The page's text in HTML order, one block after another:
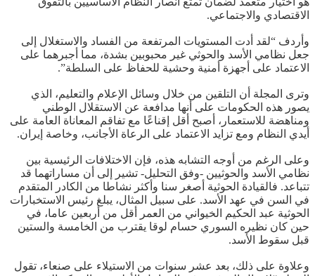
الاقتصادي والاجتماعي.
وأردف “لقد أدت المستويات المرتفعة من الفساد والاستغلال إلى
جعل نظامي الأسد والحوثي غير محبوبين بشدة، مما أجبرهما على
الاعتماد على أجهزة أمنية وحشية للحفاظ على السلطة”.
وترى المجلة أن التلقين من خلال وسائل الإعلام والتعليم، الذي
يصور هذه الحكومات على أنها مدافعة عن الاستقلال الوطني
ومناهضة للاستعمار، أصبح أقل إقناعًا مع تفاقم المعاناة العامة على
أيدي النظام ومع تزايد الاعتماد على الرعاة الأجانب، وخاصة إيران.
وعلى الرغم من أوجه التشابه هذه، فإن الاختلافات الرئيسية بين
نظامي الأسد والحوثيين -وفق التحليل- تشير إلى أن مساراتهما قد
تتباعد. فالقيادة الحوثية أصغر سنا وأكثر نشاطا من الكادر المتقدم
في السن في عهد الأسد. على سبيل المثال، يبلغ رئيس الاستخبارات
الحوثية عبد الحكيم الخيواني من العمر أقل من أربعين عاما، في
حين كان نظيره السوري حسام لوقا يقترب من الخامسة والستين
قبل سقوط الأسد.
وعلاوة على ذلك، بعد عشر سنوات من الاستيلاء على صنعاء، تقول